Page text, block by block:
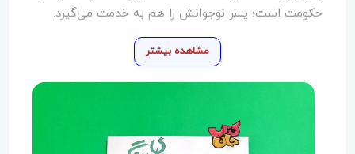
حکومت است؛ پسر نوجوانش را هم به خدمت می‌گیرد.
مشاهده بیشتر